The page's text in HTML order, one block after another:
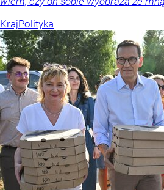
KrajPolityka